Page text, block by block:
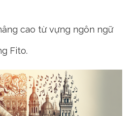
cao từ vựng ngôn ngữ
Fito.